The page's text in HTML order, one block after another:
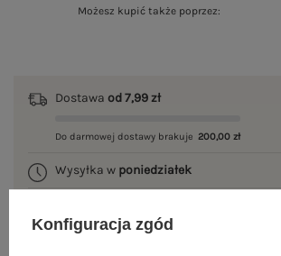
Możesz kupić także poprzez:
Dostawa od 7,99 zł
Do darmowej dostawy brakuje 200,00 zł
Wysyłka w poniedziałek
Konfiguracja zgód